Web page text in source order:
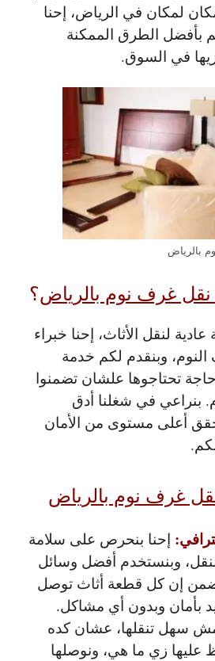
لمكان في الرياض، إحنا
بأفضل الطرق الممكنة
في السوق.
بالرياض
نقل غرف نوم بالرياض؟
لنقل الأثاث، إحنا خبراء
وبنقدم لكم خدمة
تحتاجوها علشان تضمنوا
بنراعي في شغلنا أدق
أعلى مستوى من الأمان
غرف نوم بالرياض
إحنا بنحرص على سلامة
النقل، وبنستخدم أفضل وسائل
إن كل قطعة أثاث توصل
بأمان وبدون أي مشاكل.
سهل تنقلها، عشان كده
عليها زي ما هي، ونوصلها